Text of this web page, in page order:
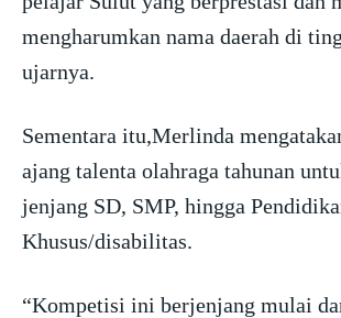
mengharumkan nama daerah di
ujarnya.
Sementara itu,Merlinda
ajang talenta olahraga tahunan
jenjang SD, SMP, hingga
Khusus/disabilitas.
“Kompetisi ini berjenjang mulai